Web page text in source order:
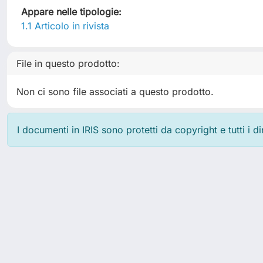
Appare nelle tipologie:
1.1 Articolo in rivista
File in questo prodotto:
Non ci sono file associati a questo prodotto.
I documenti in IRIS sono protetti da copyright e tutti i